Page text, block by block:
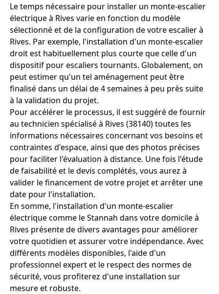
Le temps nécessaire pour installer un monte-escalier
électrique à Rives varie en fonction du modèle
sélectionné et de la configuration de votre escalier à
Rives. Par exemple, l'installation d'un monte-escalier
droit est habituellement plus courte que celle d'un
dispositif pour escaliers tournants. Globalement, on
peut estimer qu'un tel aménagement peut être
finalisé dans un délai de 4 semaines à peu près suite
à la validation du projet.
Pour accélérer le processus, il est suggéré de fournir
au technicien spécialisé à Rives (38140) toutes les
informations nécessaires concernant vos besoins et
contraintes d'espace, ainsi que des photos précises
pour faciliter l'évaluation à distance. Une fois l'étude
de faisabilité et le devis complétés, vous aurez à
valider le financement de votre projet et arrêter une
date pour l'installation.
En somme, l'installation d'un monte-escalier
électrique comme le Stannah dans votre domicile à
Rives présente de divers avantages pour améliorer
votre quotidien et assurer votre indépendance. Avec
différents modèles disponibles, l'aide d'un
professionnel expert et le respect des normes de
sécurité, vous profiterez d'une installation sur
mesure et robuste.